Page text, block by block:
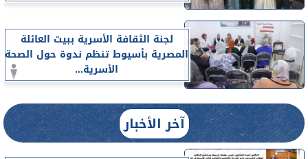
لجنة الثقافة الأسرية ببيت العائلة
المصرية بأسيوط تنظم ندوة حول الصحة
الأسرية...
آخر الأخبار